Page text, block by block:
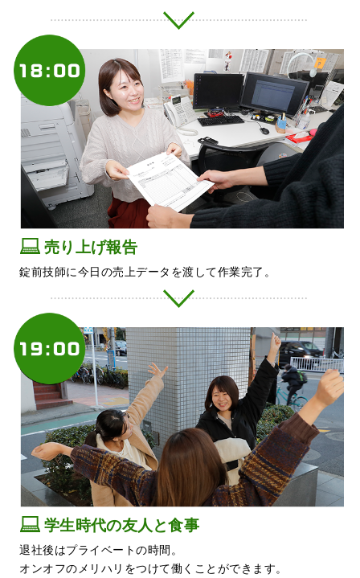
売り上げ報告
錠前技師に今日の売上データを渡して作業完了。
学生時代の友人と食事
退社後はプライベートの時間。
オンオフのメリハリをつけて働くことができます。